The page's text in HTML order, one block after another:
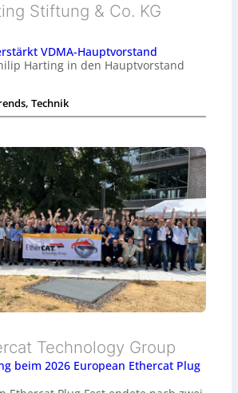
Stiftung & Co. KG
VDMA-Hauptvorstand
Harting in den Hauptvorstand
Technik
Technology Group
beim 2026 European Ethercat Plug